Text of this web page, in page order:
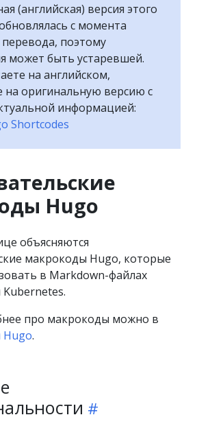
(английская) версия этого
с момента
перевода, поэтому
может быть устаревшей.
на английском,
на оригинальную версию с
информацией:
Shortcodes
Hugo
объясняются
макрокоды Hugo, которые
в Markdown-файлах
про макрокоды можно в
Hugo.